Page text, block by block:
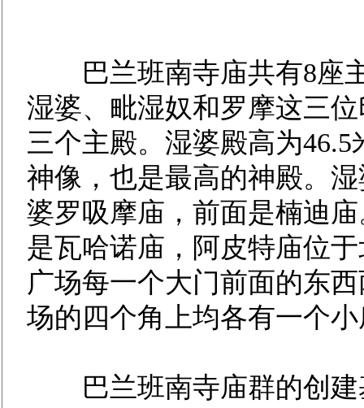
巴兰班南寺庙共有8座主
湿婆、毗湿奴和罗摩这三
三个主殿。湿婆殿高为
神像，也是最高的神殿。
婆罗吸摩庙，前面是楠迪
是瓦哈诺庙，阿皮特庙位
广场每一个大门前面的东
场的四个角上均各有一个
巴兰班南寺庙群的创建